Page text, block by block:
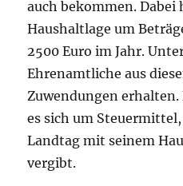
auch bekommen. Dabei
Haushaltlage um
2500 Euro im Jahr.
Ehrenamtliche aus
Zuwendungen erhalten.
es sich um Steuermittel,
Landtag mit seinem
vergibt.